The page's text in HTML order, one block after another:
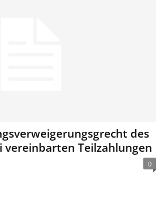
des
vereinbarten Teilzahlungen
0